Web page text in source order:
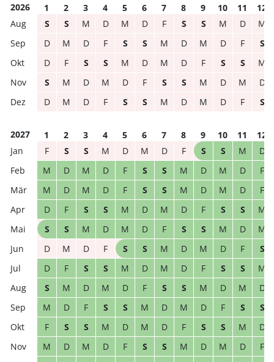
2026 1 2 3 4 5 6 7 8 9 10 11
12
S
S M D M D F S S M D
M
D
M D F S S M D M D F
S
D
F S S M D M D F S S
M
S
M D M D F S S M D M
D
D
M D F S S M D M D F S
2027 1 2 3 4 5 6 7 8 9 10 11
12
F
S S M D M D F S S M
D
M
D M D F S S M D M D
F
M
D M D F S S M D M D
F
D
F S S M D M D F S S
M
S
S M D M D F S S M D
M
D
M D F S S M D M D F
S
D
F S S M D M D F S S
M
S
M D M D F S S M D M
D
M
D F S S M D M D F S
S
F
S S M D M D F S S M
D
M
D M D F S S M D M D
F